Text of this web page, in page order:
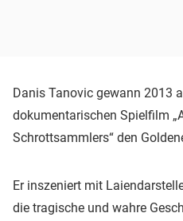
Danis Tanovic gewann 2013
dokumentarischen Spielfilm
Schrottsammlers“ den
Er inszeniert mit
die tragische und wahre